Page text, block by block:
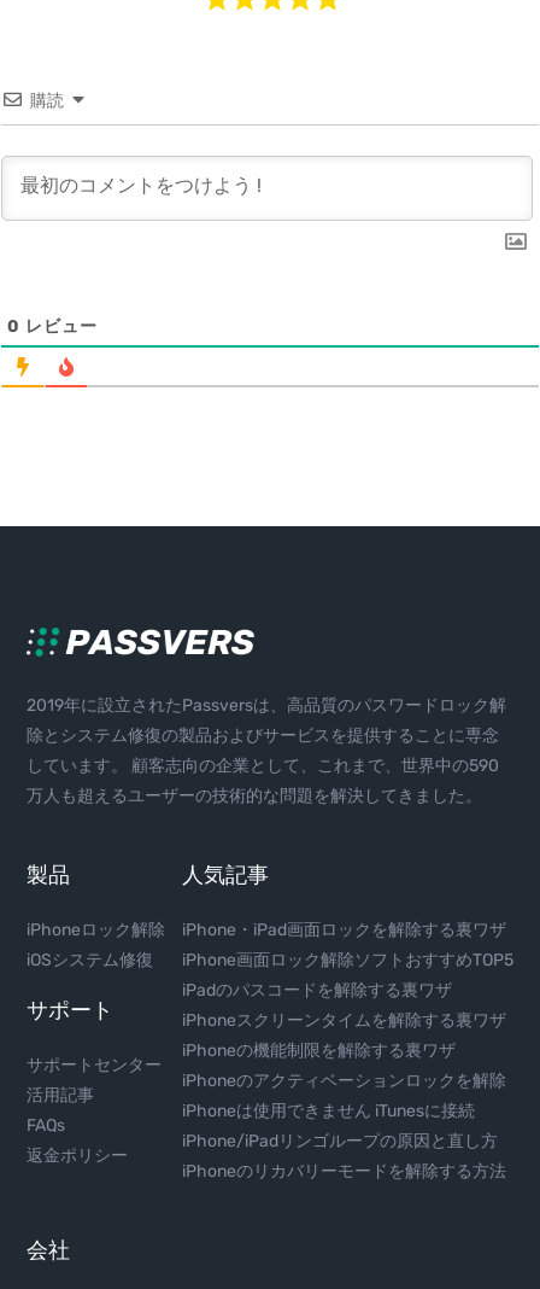
購読
0 レビュー
2019年に設立されたPassversは、高品質のパスワードロック解
除とシステム修復の製品およびサービスを提供することに専念
しています。 顧客志向の企業として、これまで、世界中の590
万人も超えるユーザーの技術的な問題を解決してきました。
製品
iPhoneロック解除
iOSシステム修復
サポート
サポートセンター
活用記事
FAQs
返金ポリシー
人気記事
iPhone・iPad画面ロックを解除する裏ワザ
iPhone画面ロック解除ソフトおすすめTOP5
iPadのパスコードを解除する裏ワザ
iPhoneスクリーンタイムを解除する裏ワザ
iPhoneの機能制限を解除する裏ワザ
iPhoneのアクティベーションロックを解除
iPhoneは使用できません iTunesに接続
iPhone/iPadリンゴループの原因と直し方
iPhoneのリカバリーモードを解除する方法
会社